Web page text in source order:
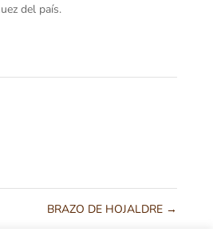
del país.
BRAZO DE HOJALDRE →